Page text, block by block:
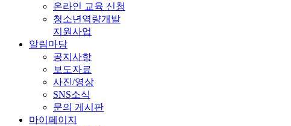
온라인 교육 신청
청소년역량개발
지원사업
알림마당
공지사항
보도자료
사진/영상
SNS소식
문의 게시판
마이페이지